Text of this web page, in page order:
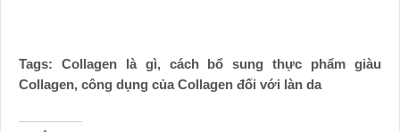
Tags: Collagen là gì, cách bổ sung thực phẩm giàu
Collagen, công dụng của Collagen đối với làn da